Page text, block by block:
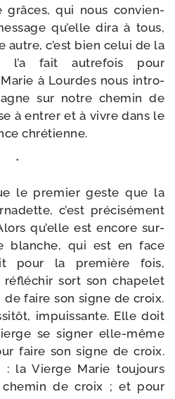
grâces, qui nous convien­
qu’elle dira à tous,
autre, c’est bien celui de la
l’a fait autre­fois pour
à Lourdes nous intro­
sur notre che­min de
à entrer et à vivre dans le
chrétienne.
*
le pre­mier geste que la
c’est pré­ci­sé­ment
qu’elle est encore sur­
blanche, qui est en face
pour la pre­mière fois,
réflé­chir sort son cha­pe­let
faire son signe de croix.
impuis­sante. Elle doit
se signer elle-​même
faire son signe de croix.
: la Vierge Marie tou­jours
de croix ; et pour